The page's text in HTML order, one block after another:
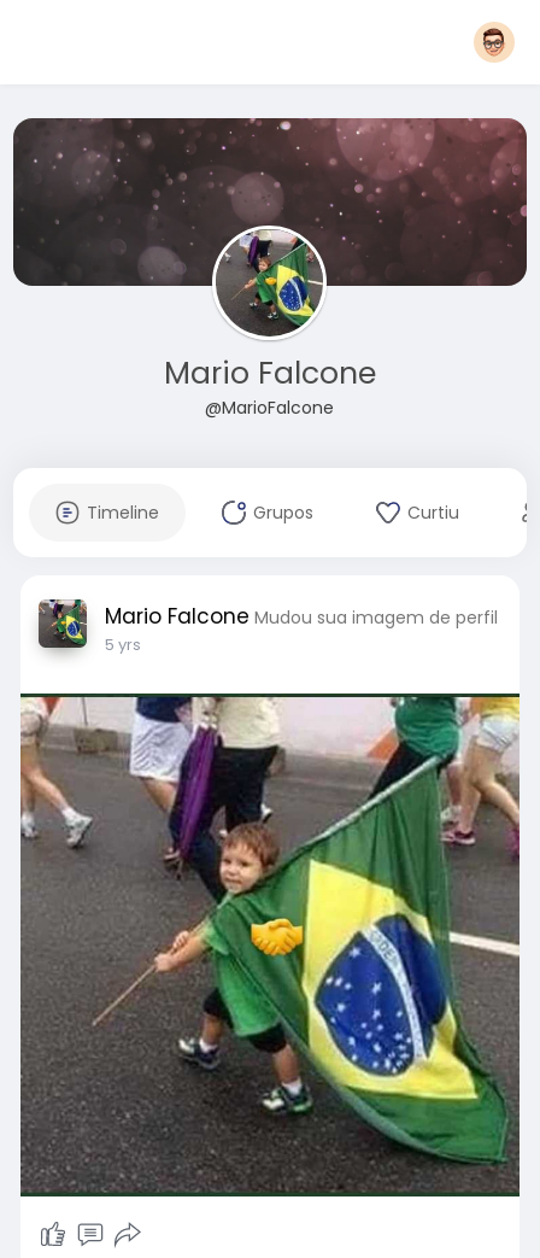
Mario Falcone
@MarioFalcone
Timeline Grupos Curtiu
Mario Falcone Mudou sua imagem de perfil
5 yrs